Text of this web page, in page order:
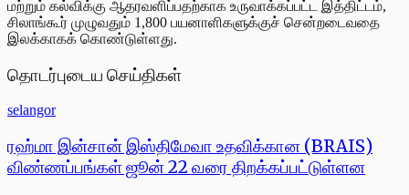
மற்றும் கல்விக்கு ஆதரவளிப்பதற்காக உருவாக்கப்பட்ட இத்திட்டம்,
சிலாங்கூர் முழுவதும் 1,800 பயனாளிகளுக்குச் சென்றடைவதை
இலக்காகக் கொண்டுள்ளது.
தொடர்புடைய செய்திகள்
selangor
ரஹ்மா இன்சான் இஸ்திமேவா உதவிக்கான (BRAIS)
விண்ணப்பங்கள் ஜூன் 22 வரை திறக்கப்பட்டுள்ளன